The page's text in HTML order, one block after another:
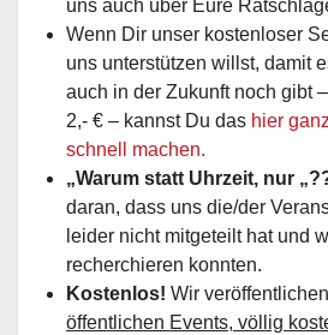
uns auch über Eure
Wenn Dir unser kostenloser
uns unterstützen willst, damit
auch in der Zukunft noch gibt
2,- € – kannst Du das hier
schnell machen.
„Warum statt Uhrzeit, nur
daran, dass uns die/der
leider nicht mitgeteilt hat und
recherchieren konnten.
Kostenlos! Wir
öffentlichen Events, völlig